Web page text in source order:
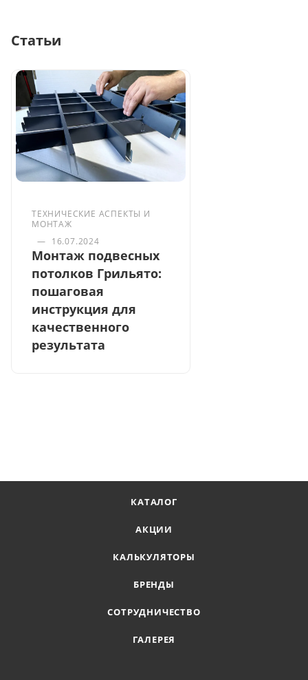
Статьи
ТЕХНИЧЕСКИЕ АСПЕКТЫ И
МОНТАЖ
— 16.07.2024
Монтаж подвесных
потолков Грильято:
пошаговая
инструкция для
качественного
результата
КАТАЛОГ
АКЦИИ
КАЛЬКУЛЯТОРЫ
БРЕНДЫ
СОТРУДНИЧЕСТВО
ГАЛЕРЕЯ